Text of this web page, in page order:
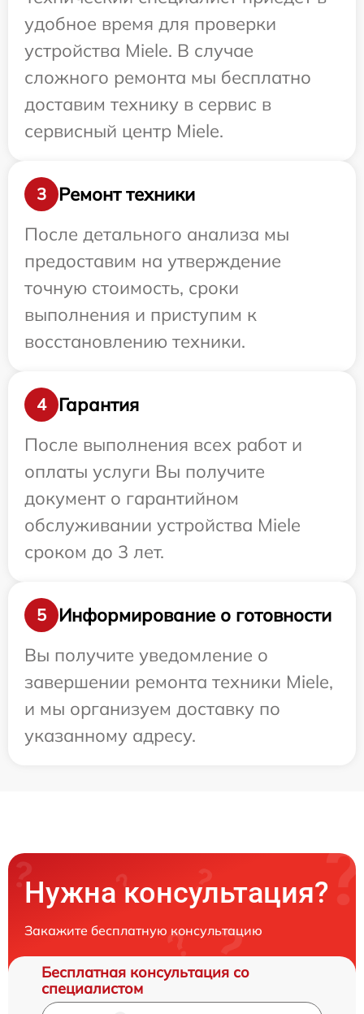
удобное время для проверки
устройства Miele. В случае
сложного ремонта мы бесплатно
доставим технику в сервис в
сервисный центр Miele.
3
Ремонт техники
После детального анализа мы
предоставим на утверждение
точную стоимость, сроки
выполнения и приступим к
восстановлению техники.
4
Гарантия
После выполнения всех работ и
оплаты услуги Вы получите
документ о гарантийном
обслуживании устройства Miele
сроком до 3 лет.
5
Информирование о готовности
Вы получите уведомление о
завершении ремонта техники Miele,
и мы организуем доставку по
указанному адресу.
Нужна консультация?
Закажите бесплатную консультацию
Бесплатная консультация со
специалистом